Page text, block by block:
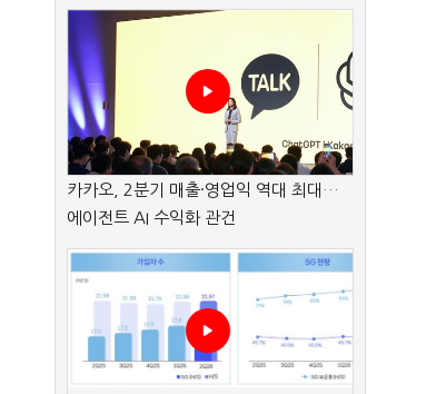
카카오, 2분기 매출·영업익 역대 최대…
에이전트 AI 수익화 관건